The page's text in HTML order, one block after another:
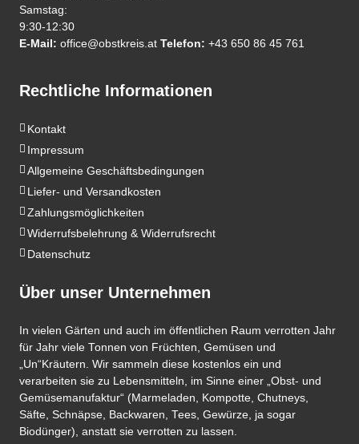
Samstag:
9:30-12:30
E-Mail: office@obstkreis.at Telefon: +43 650 86 45 761
Rechtliche Informationen
Kontakt
Impressum
Allgemeine Geschäftsbedingungen
Liefer- und Versandkosten
Zahlungsmöglichkeiten
Widerrufsbelehrung & Widerrufsrecht
Datenschutz
Über unser Unternehmen
In vielen Gärten und auch im öffentlichen Raum verrotten Jahr
für Jahr viele Tonnen von Früchten, Gemüsen und
„Un“Kräutern. Wir sammeln diese kostenlos ein und
verarbeiten sie zu Lebensmitteln, im Sinne einer „Obst- und
Gemüsemanufaktur“ (Marmeladen, Kompotte, Chutneys,
Säfte, Schnäpse, Backwaren, Tees, Gewürze, ja sogar
Biodünger), anstatt sie verrotten zu lassen.